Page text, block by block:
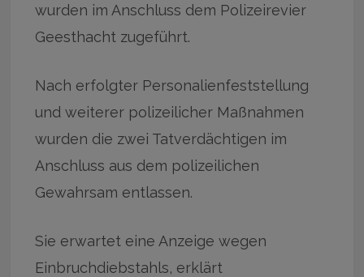
wurden im Anschluss dem Polizeirevier
Geesthacht zugeführt.
Nach erfolgter Personalienfeststellung
und weiterer polizeilicher Maßnahmen
wurden die zwei Tatverdächtigen im
Anschluss aus dem polizeilichen
Gewahrsam entlassen.
Sie erwartet eine Anzeige wegen
Einbruchdiebstahls, erklärt